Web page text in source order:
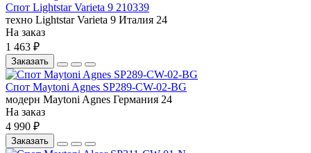
Спот Lightstar Varieta 9 210339
техно Lightstar Varieta 9 Италия 24
На заказ
1 463 ₽
Заказать
Спот Maytoni Agnes SP289-CW-02-BG
модерн Maytoni Agnes Германия 24
На заказ
4 990 ₽
Заказать